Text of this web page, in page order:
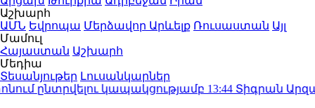
Աշխարհ
ԱՄՆ Եվրոպա Մերձավոր Արևելք Ռուսաստան Այլ
Մամուլ
Հայաստան Աշխարհ
Մեդիա
Տեսանյութեր Լուսանկարներ
ընտրվելու կապակցությամբ13:44Տիգրան